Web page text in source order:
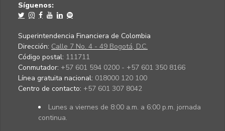
Síguenos:
Superintendencia Financiera de Colombia
Dirección: Calle 7 No. 4 - 49 Bogotá, D.C.
Código postal: 111711
Conmutador: +57 601 594 0200 - +57 601 350 8166
Línea gratuita nacional: 018000 120 100
Centro de contacto: +57 601 307 8042
Lunes a viernes de 8:00 a.m. a 6:00 p.m. jornada
continua.